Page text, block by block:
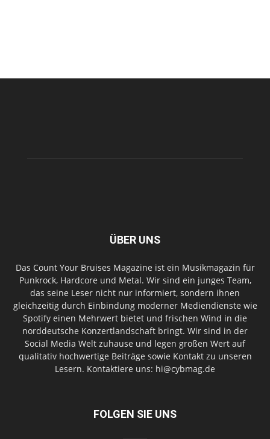
ÜBER UNS
Das Count Your Bruises Magazine ist ein Musikmagazin für
Punkrock, Hardcore und Metal. Wir sind ein junges Team,
das seine Leser nicht nur informiert, sondern ihnen
gleichzeitig durch Einbindung moderner Mediendienste wie
Spotify einen Mehrwert bietet und frischen Wind in die
norddeutsche Konzertlandschaft bringt. Wir sind in der
Social Media Welt zuhause und legen großen Wert auf
qualitativ hochwertige Beiträge sowie Kontakt zu unseren
Lesern. Kontaktiere uns: hi@cybmag.de
FOLGEN SIE UNS